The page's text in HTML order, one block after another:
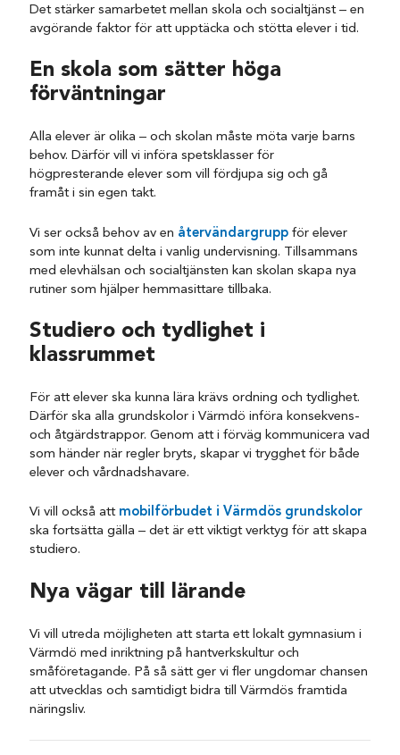
Det stärker samarbetet mellan skola och socialtjänst – en
avgörande faktor för att upptäcka och stötta elever i tid.
En skola som sätter höga
förväntningar
Alla elever är olika – och skolan måste möta varje barns
behov. Därför vill vi införa spetsklasser för
högpresterande elever som vill fördjupa sig och gå
framåt i sin egen takt.
Vi ser också behov av en återvändargrupp för elever
som inte kunnat delta i vanlig undervisning. Tillsammans
med elevhälsan och socialtjänsten kan skolan skapa nya
rutiner som hjälper hemmasittare tillbaka.
Studiero och tydlighet i
klassrummet
För att elever ska kunna lära krävs ordning och tydlighet.
Därför ska alla grundskolor i Värmdö införa konsekvens-
och åtgärdstrappor. Genom att i förväg kommunicera vad
som händer när regler bryts, skapar vi trygghet för både
elever och vårdnadshavare.
Vi vill också att mobilförbudet i Värmdös grundskolor
ska fortsätta gälla – det är ett viktigt verktyg för att skapa
studiero.
Nya vägar till lärande
Vi vill utreda möjligheten att starta ett lokalt gymnasium i
Värmdö med inriktning på hantverkskultur och
småföretagande. På så sätt ger vi fler ungdomar chansen
att utvecklas och samtidigt bidra till Värmdös framtida
näringsliv.